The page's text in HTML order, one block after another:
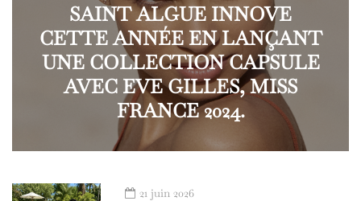
SAINT ALGUE INNOVE
CETTE ANNÉE EN LANÇANT
UNE COLLECTION CAPSULE
AVEC EVE GILLES, MISS
FRANCE 2024.
21 juin 2026